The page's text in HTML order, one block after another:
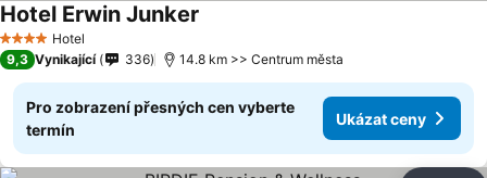
4 Počet hvězdiček
Hotel
Hotel Erwin Junker
9,3 Vynikající 336 14.8 km >> Centrum města
Pro zobrazení přesných cen vyberte
termín
Ukázat ceny